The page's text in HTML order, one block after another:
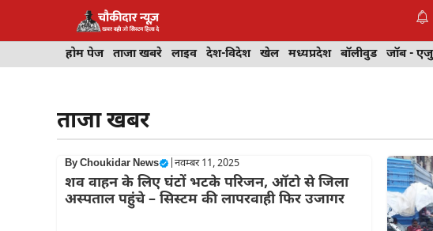
होम पेज ताजा खबरे लाइव देश-विदेश खेल मध्यप्रदेश बॉलीवुड जॉब -
ताजा खबर
ByChoukidar News नवम्बर 11, 2025
शव वाहन के लिए घंटों भटके परिजन, ऑटो से जिला
अस्पताल पहुंचे – सिस्टम की लापरवाही फिर उजागर